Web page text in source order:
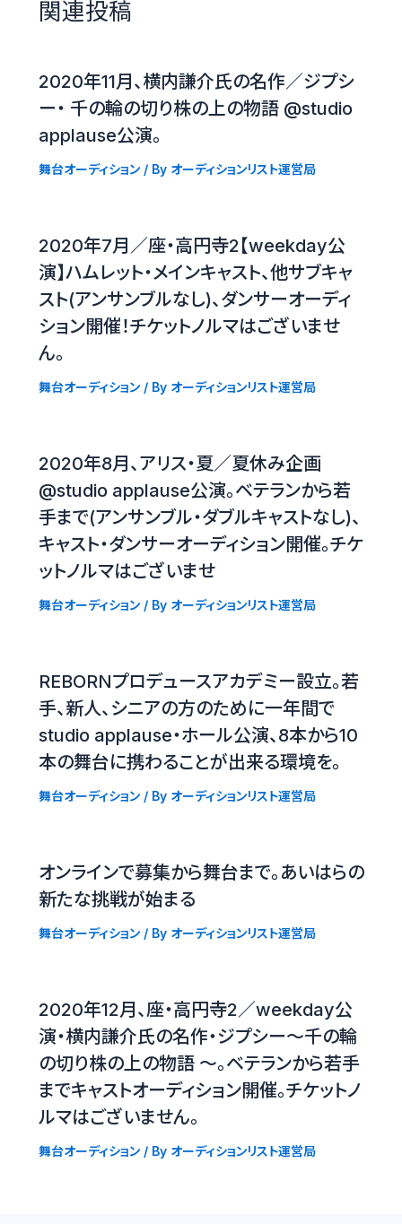
関連投稿
2020年11月、横内謙介氏の名作／ジプシ
ー・ 千の輪の切り株の上の物語 @studio
applause公演。
舞台オーディション/ By オーディションリスト運営局
2020年7月／座・高円寺2【weekday公
演】ハムレット・メインキャスト、他サブキャ
スト(アンサンブルなし)、ダンサーオーディ
ション開催！チケットノルマはございませ
ん。
舞台オーディション/ By オーディションリスト運営局
2020年8月、アリス・夏／夏休み企画
@studio applause公演。ベテランから若
手まで(アンサンブル・ダブルキャストなし)、
キャスト・ダンサーオーディション開催。チケ
ットノルマはございませ
舞台オーディション/ By オーディションリスト運営局
REBORNプロデュースアカデミー設立。若
手、新人、シニアの方のために一年間で
studio applause・ホール公演、8本から10
本の舞台に携わることが出来る環境を。
舞台オーディション/ By オーディションリスト運営局
オンラインで募集から舞台まで。あいはらの
新たな挑戦が始まる
舞台オーディション/ By オーディションリスト運営局
2020年12月、座・高円寺2／weekday公
演・横内謙介氏の名作・ジプシー〜千の輪
の切り株の上の物語 〜。ベテランから若手
までキャストオーディション開催。チケットノ
ルマはございません。
舞台オーディション/ By オーディションリスト運営局